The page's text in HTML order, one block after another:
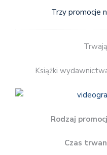
Trzy promocje
Książki
Rodzaj
Czas